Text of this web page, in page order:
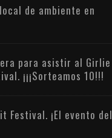
de ambiente en
para asistir al Girlie
¡¡¡Sorteamos 10!!!
Festival. ¡El evento del